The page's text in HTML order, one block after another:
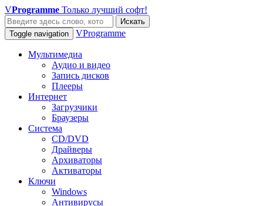
VProgramme Только лучший софт!
Искать
Toggle navigation
VProgramme
Мультимедиа
Аудио и видео
Запись дисков
Плееры
Интернет
Загрузчики
Браузеры
Система
CD/DVD
Драйверы
Архиваторы
Активаторы
Ключи
Windows
Антивирусы